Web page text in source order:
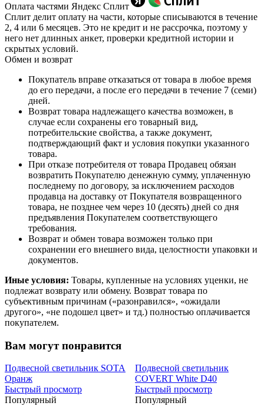
Оплата частями Яндекс Сплит
Сплит делит оплату на части, которые списываются в течение
2, 4 или 6 месяцев. Это не кредит и не рассрочка, поэтому у
него нет длинных анкет, проверки кредитной истории и
скрытых условий.
Обмен и возврат
Покупатель вправе отказаться от товара в любое время
до его передачи, а после его передачи в течение 7 (семи)
дней.
Возврат товара надлежащего качества возможен, в
случае если сохранены его товарный вид,
потребительские свойства, а также документ,
подтверждающий факт и условия покупки указанного
товара.
При отказе потребителя от товара Продавец обязан
возвратить Покупателю денежную сумму, уплаченную
последнему по договору, за исключением расходов
продавца на доставку от Покупателя возвращенного
товара, не позднее чем через 10 (десять) дней со дня
предъявления Покупателем соответствующего
требования.
Возврат и обмен товара возможен только при
сохранении его внешнего вида, целостности упаковки и
документов.
Иные условия: Товары, купленные на условиях уценки, не
подлежат возврату или обмену. Возврат товара по
субъективным причинам («разонравился», «ожидали
другого», «не подошел цвет» и тд.) полностью оплачивается
покупателем.
Вам могут понравится
Подвесной светильник SOTA
Оранж
Быстрый просмотр
Популярный
Подвесной светильник
COVERT White D40
Быстрый просмотр
Популярный